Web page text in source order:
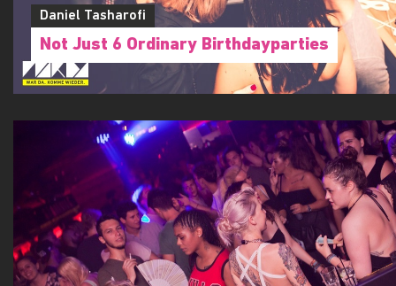
Daniel Tasharofi
Not Just 6 Ordinary Birthdayparties